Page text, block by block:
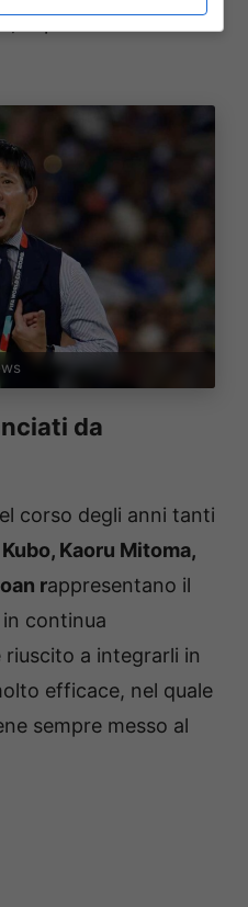
capitano
da
corso degli anni tanti
Kaoru Mitoma,
rappresentano il
continua
riuscito a integrarli in
efficace, nel quale
sempre messo al